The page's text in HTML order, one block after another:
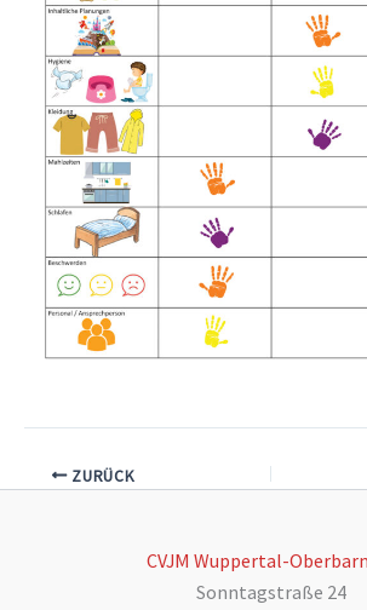
ZURÜCK
CVJM Wuppertal-
Sonntagstraße 24